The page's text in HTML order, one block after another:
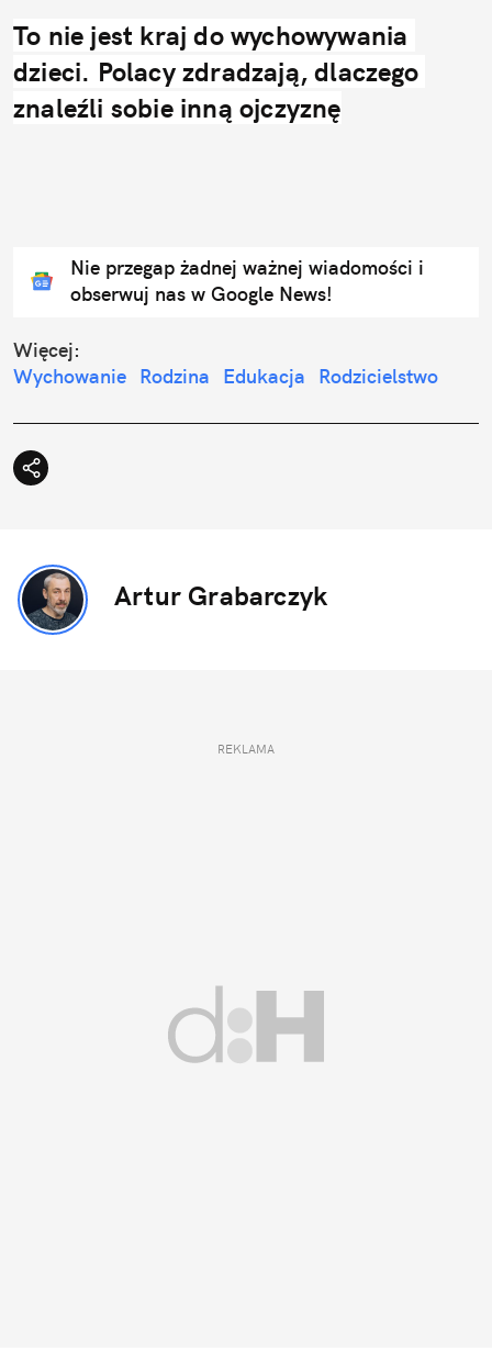
To nie jest kraj do wychowywania
dzieci. Polacy zdradzają, dlaczego
znaleźli sobie inną ojczyznę
Nie przegap żadnej ważnej wiadomości i
obserwuj nas w Google News!
Więcej:
Wychowanie Rodzina Edukacja Rodzicielstwo
Artur Grabarczyk
REKLAMA